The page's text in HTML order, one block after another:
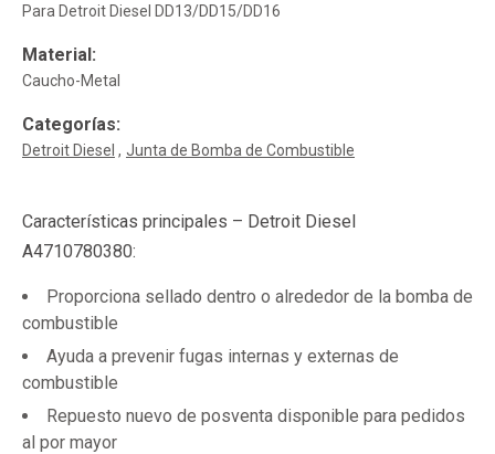
Para Detroit Diesel DD13/DD15/DD16
Material:
Caucho-Metal
Categorías:
Detroit Diesel Junta de Bomba de Combustible
Características principales – Detroit Diesel
A4710780380:
Proporciona sellado dentro o alrededor de la bomba de
combustible
Ayuda a prevenir fugas internas y externas de
combustible
Repuesto nuevo de posventa disponible para pedidos
al por mayor